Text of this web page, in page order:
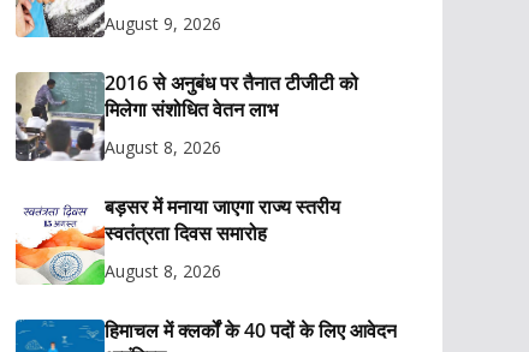
August 9, 2026
2016 से अनुबंध पर तैनात टीजीटी को
मिलेगा संशोधित वेतन लाभ
August 8, 2026
बड़सर में मनाया जाएगा राज्य स्तरीय
स्वतंत्रता दिवस समारोह
August 8, 2026
हिमाचल में क्लर्कों के 40 पदों के लिए आवेदन